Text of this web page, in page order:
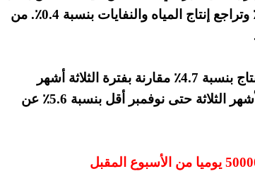
3.4٪. وانخفض إنتاج الكهرباء والغاز بنسبة 2.3٪ وتراجع إنتاج المياه والنفايات بنسبة 0.4٪. من
في الأشهر الثلاثة حتى نوفمبر، قفز إجمالي الإنتاج بنسبة 4.7٪ مقارنة بفترة الثلاثة أشهر
السابقة. على أساس سنوي، كان الإنتاج في الأشهر الثلاثة حتى نوفمبر أقل بنسبة 5.6٪ عن